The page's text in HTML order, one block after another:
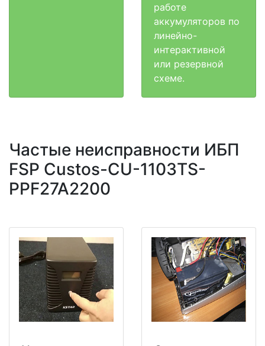
работе
аккумуляторов по
линейно-
интерактивной
или резервной
схеме.
Частые неисправности ИБП
FSP Custos-CU-1103TS-
PPF27A2200